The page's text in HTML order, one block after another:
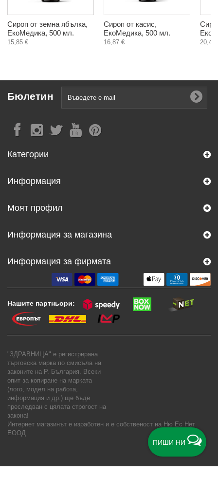
ПИШИ НИ
Сироп от земна ябълка,
ЕкоМедика, 500 мл.
15,85 €
Сироп от касис,
ЕкоМедика, 500 мл.
16,87 € 20,40
Бюлетин
Категории
Информация
Моят профил
Информация за магазина
Информация за фирмата
Нашите партньори:
"ЗДРАВНИЦА" е регистрирана
търговска марка по смисъла на
законите на Р. България. Всеки
опит за копиране на марката
(лого, модел на работа,
информация и др.) ще бъде
преследван с цялата строгост на
закона!
Интернет магазинът е изработен и е собственост на Ню Ес Нет
ЕООД